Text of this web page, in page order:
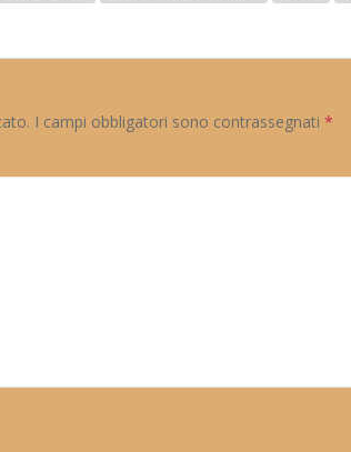
I campi obbligatori sono contrassegnati *